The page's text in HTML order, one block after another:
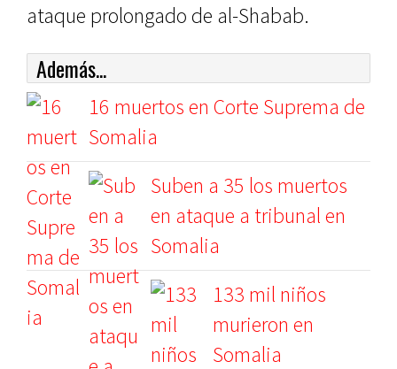
ataque prolongado de al-Shabab.
Además...
16 muertos en Corte Suprema de
Somalia
Suben a 35 los muertos
en ataque a tribunal en
Somalia
133 mil niños
murieron en
Somalia